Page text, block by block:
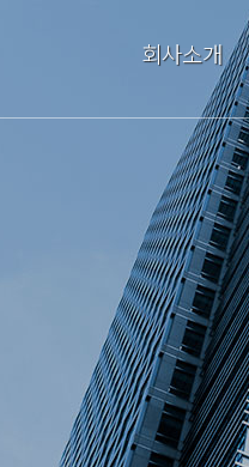
회사소개
CEO 인사말
회사연혁
조직도
인증서
오시는 길